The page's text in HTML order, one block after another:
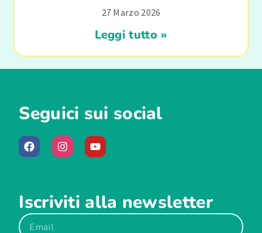
27 Marzo 2026
Leggi tutto »
Seguici sui social
Iscriviti alla newsletter